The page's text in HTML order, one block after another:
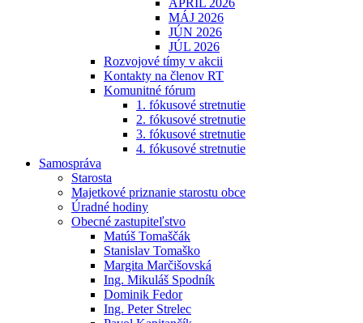
APRÍL 2026
MÁJ 2026
JÚN 2026
JÚL 2026
Rozvojové tímy v akcii
Kontakty na členov RT
Komunitné fórum
1. fókusové stretnutie
2. fókusové stretnutie
3. fókusové stretnutie
4. fókusové stretnutie
Samospráva
Starosta
Majetkové priznanie starostu obce
Úradné hodiny
Obecné zastupiteľstvo
Matúš Tomaščák
Stanislav Tomaško
Margita Marčišovská
Ing. Mikuláš Spodník
Dominik Fedor
Ing. Peter Strelec